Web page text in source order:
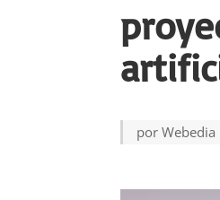
porWebedia